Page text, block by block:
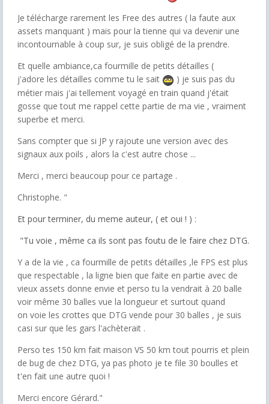
Je télécharge rarement les Free des autres ( la faute aux
assets manquant ) mais pour la tienne qui va devenir une
incontournable à coup sur, je suis obligé de la prendre.
Et quelle ambiance,ca fourmille de petits détailles (
j'adore les détailles comme tu le sait
) je suis pas du
métier mais j'ai tellement voyagé en train quand j'était
gosse que tout me rappel cette partie de ma vie , vraiment
superbe et merci.
Sans compter que si JP y rajoute une version avec des
signaux aux poils , alors la c'est autre chose ...
Merci , merci beaucoup pour ce partage .
Christophe. "
Et pour terminer, du meme auteur, ( et oui ! ) :
"Tu voie , même ca ils sont pas foutu de le faire chez DTG.
Y a de la vie , ca fourmille de petits détailles ,le FPS est plus
que respectable , la ligne bien que faite en partie avec de
vieux assets donne envie et perso tu la vendrait à 20 balle
voir même 30 balles vue la longueur et surtout quand
on voie les crottes que DTG vende pour 30 balles , je suis
casi sur que les gars l'achèterait .
Perso tes 150 km fait maison VS 50 km tout pourris et plein
de bug de chez DTG, ya pas photo je te file 30 boulles et
t'en fait une autre quoi !
Merci encore Gérard."